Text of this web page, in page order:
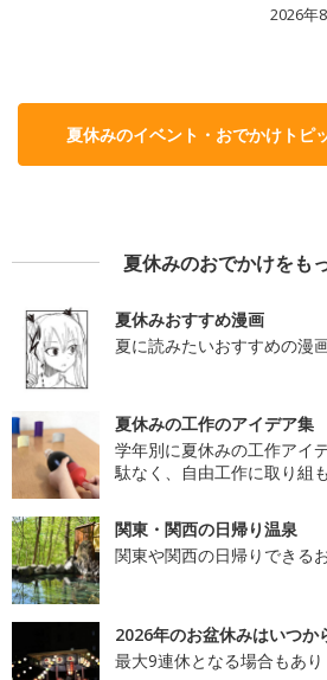
2026年
夏休みのイベント・おでかけトピ
夏休みのおでかけをも
夏休みおすすめ漫画
夏に読みたいおすすめの漫
夏休みの工作のアイデア集
学年別に夏休みの工作アイ
駄なく、自由工作に取り組
関東・関西の日帰り温泉
関東や関西の日帰りできる
2026年のお盆休みはいつか
最大9連休となる場合もあり